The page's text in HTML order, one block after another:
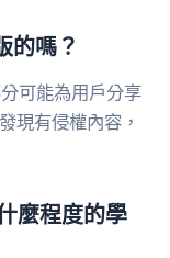
的嗎？
可能為用戶分享
現有侵權內容，
麼程度的學